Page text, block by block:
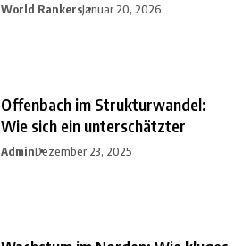
World RankersJanuar 20, 2026
Offenbach im Strukturwandel:
Wie sich ein unterschätzter
AdminDezember 23, 2025